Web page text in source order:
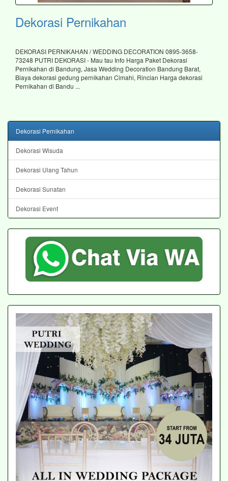
Dekorasi Pernikahan
DEKORASI PERNIKAHAN / WEDDING DECORATION 0895-3658-
73248 PUTRI DEKORASI - Mau tau Info Harga Paket Dekorasi
Pernikahan di Bandung, Jasa Wedding Decoration Bandung Barat,
Biaya dekorasi gedung pernikahan Cimahi, Rincian Harga dekorasi
Pernikahan di Bandu ...
Dekorasi Pernikahan
Dekorasi Wisuda
Dekorasi Ulang Tahun
Dekorasi Sunatan
Dekorasi Event